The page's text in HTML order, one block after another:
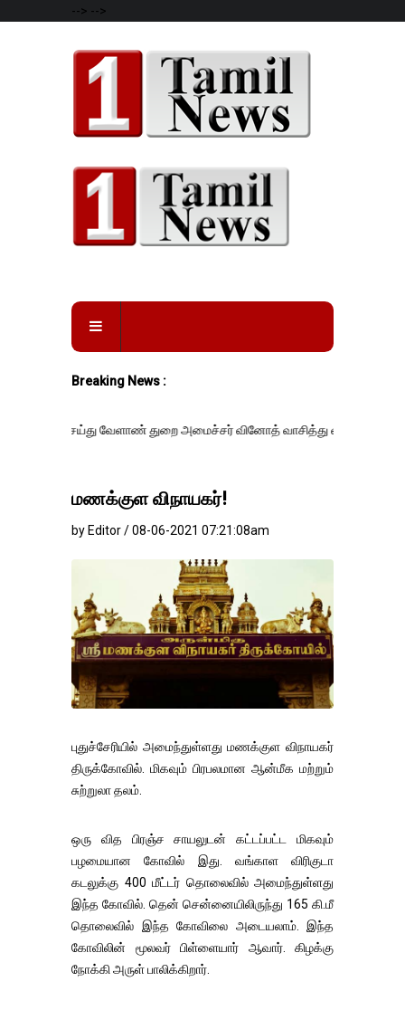
--> -->
Breaking News :
வேளாண் துறை அமைச்சர் வினோத் வாசித்து வருகிறார். �.
மணக்குள விநாயகர்!
by Editor / 08-06-2021 07:21:08am
புதுச்சேரியில் அமைந்துள்ளது மணக்குள விநாயகர்
திருக்கோவில். மிகவும் பிரபலமான ஆன்மீக மற்றும்
சுற்றுலா தலம்.
ஒரு வித பிரஞ்ச சாயலுடன் கட்டப்பட்ட மிகவும்
பழமையான கோவில் இது. வங்காள விரிகுடா
கடலுக்கு 400 மீட்டர் தொலைவில் அமைந்துள்ளது
இந்த கோவில். தென் சென்னையிலிருந்து 165 கி.மீ
தொலைவில் இந்த கோவிலை அடையலாம். இந்த
கோவிலின் மூலவர் பிள்ளையார் ஆவார். கிழக்கு
நோக்கி அருள் பாலிக்கிறார்.